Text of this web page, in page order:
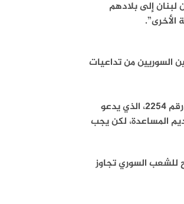
تقارير تفيد بعودة نحو 400 ألف سوري من لبنان إلى بلادهم
الأخرى”.
السوريين من تداعيات
وحول العملية السياسية، شدد المبعوث الأممي على أهمية تطبيق قرار مجلس الأمن الدولي رقم 2254، الذي يدعو
المساعدة، لكن يجب
للشعب السوري تجاوز